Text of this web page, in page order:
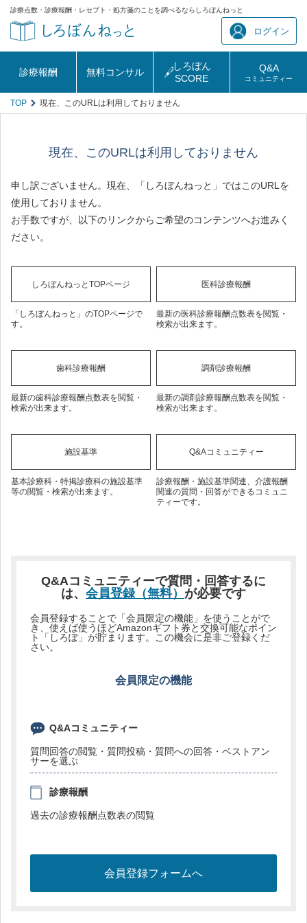
診療点数・診療報酬・レセプト・処方箋のことを調べるならしろぼんねっと
ログイン
診療報酬 無料コンサル
しろぼん
SCORE
Q&A
コミュニティー
TOP 現在、このURLは利用しておりません
現在、このURLは利用しておりません
申し訳ございません。現在、「しろぼんねっと」ではこのURLを
使用しておりません。
お手数ですが、以下のリンクからご希望のコンテンツへお進みく
ださい。
しろぼんねっとTOPページ
「しろぼんねっと」のTOPページで
す。
医科診療報酬
最新の医科診療報酬点数表を閲覧・
検索が出来ます。
歯科診療報酬
最新の歯科診療報酬点数表を閲覧・
検索が出来ます。
調剤診療報酬
最新の調剤診療報酬点数表を閲覧・
検索が出来ます。
施設基準
基本診療科・特掲診療科の施設基準
等の閲覧・検索が出来ます。
Q&Aコミュニティー
診療報酬・施設基準関連、介護報酬
関連の質問・回答ができるコミュニ
ティーです。
Q&Aコミュニティーで質問・回答するに
は、 会員登録（無料） が必要です
会員登録することで「会員限定の機能」を使うことがで
き、使えば使うほどAmazonギフト券と交換可能なポイン
ト「しろぽ」が貯まります。この機会に是非ご登録くだ
さい。
会員限定の機能
Q&Aコミュニティー
質問回答の閲覧・質問投稿・質問への回答・ベストアン
サーを選ぶ
診療報酬
過去の診療報酬点数表の閲覧
会員登録フォームへ